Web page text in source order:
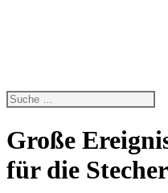
Große
für die Stecher